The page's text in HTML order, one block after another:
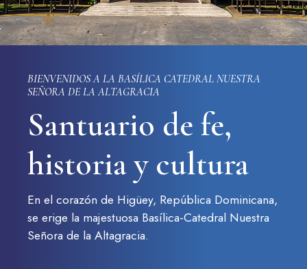
SOBRE LA FUNDACIÓN
CONTACTO
Haz un donativo
BIENVENIDOS A LA BASÍLICA CATEDRAL NUESTRA
SEÑORA DE LA ALTAGRACIA
Santuario de fe,
historia y cultura
En el corazón de Higüey, República Dominicana,
se erige la majestuosa Basílica-Catedral Nuestra
Señora de la Altagracia.